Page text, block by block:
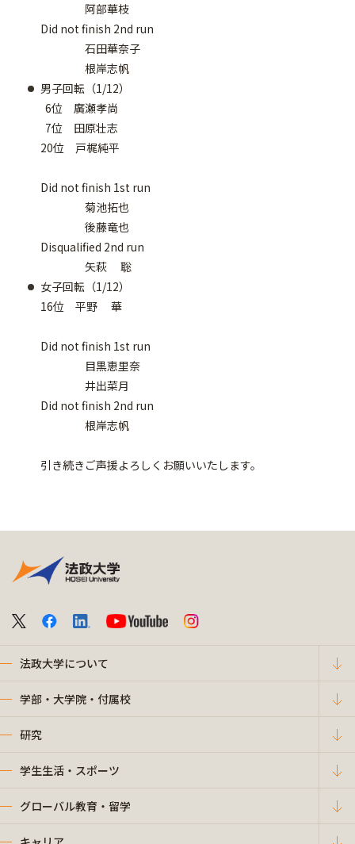
阿部華枝
Did not finish 2nd run
石田華奈子
根岸志帆
男子回転（1/12）
6位 廣瀬孝尚
7位 田原壮志
20位 戸梶純平
Did not finish 1st run
菊池拓也
後藤竜也
Disqualified 2nd run
矢萩 聡
女子回転（1/12）
16位 平野 華
Did not finish 1st run
目黒恵里奈
井出菜月
Did not finish 2nd run
根岸志帆
引き続きご声援よろしくお願いいたします。
法政大学について
学部・大学院・付属校
研究
学生生活・スポーツ
グローバル教育・留学